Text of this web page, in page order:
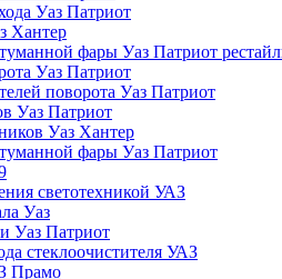
Уаз Патриот
Хантер
фары Уаз Патриот
Уаз Патриот
поворота Уаз Патриот
Уаз Патриот
Уаз Хантер
фары Уаз Патриот
светотехникой УАЗ
Уаз
Уаз Патриот
стеклоочистителя УАЗ
Прамо